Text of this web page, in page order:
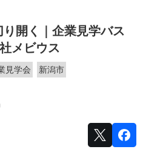
開く｜企業見学バス
メビウス
見学会 新潟市